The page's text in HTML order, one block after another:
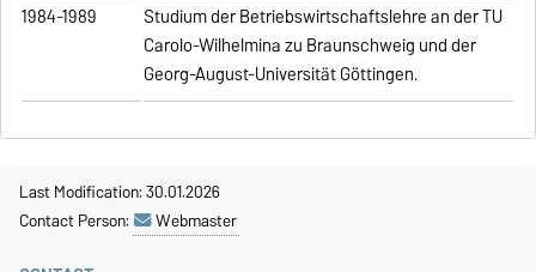
1984-1989
Studium der Betriebswirtschaftslehre an der TU
Carolo-Wilhelmina zu Braunschweig und der
Georg-August-Universität Göttingen.
Last Modification: 30.01.2026
Contact Person:
Webmaster